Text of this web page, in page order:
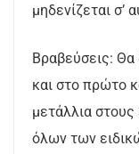
μηδενίζεται σ’
Βραβεύσεις:
και στο πρώτο
μετάλλια
όλων των